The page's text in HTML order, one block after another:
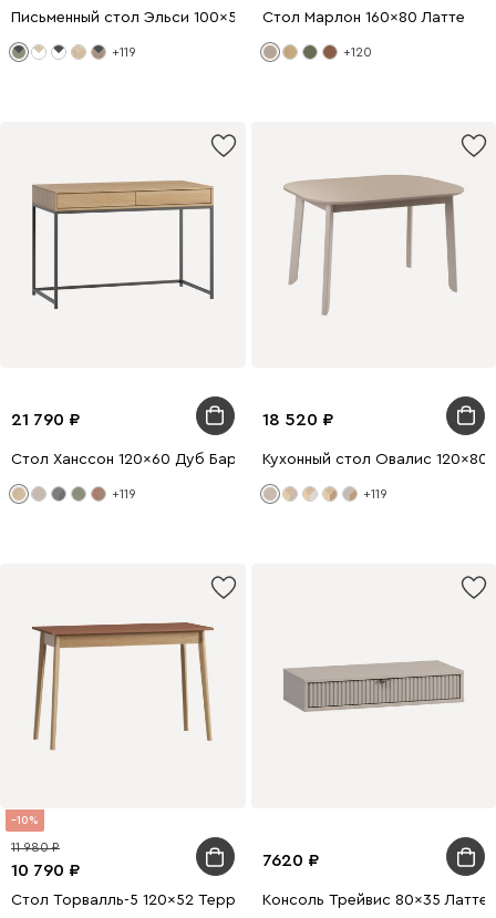
Письменный стол Эльси 100x55 Оливковый/Черный
+119
Стол Марлон 160x80 Латте
+120
21 790
Стол Ханссон 120x60 Дуб Барбера/Черный
+119
18 520
Кухонный стол Овалис 120x80
+119
10
10 790
11 980
Стол Торвалль-5 120x52 Терракотовый/Натуральный
7620
Консоль Трейвис 80x35 Латте